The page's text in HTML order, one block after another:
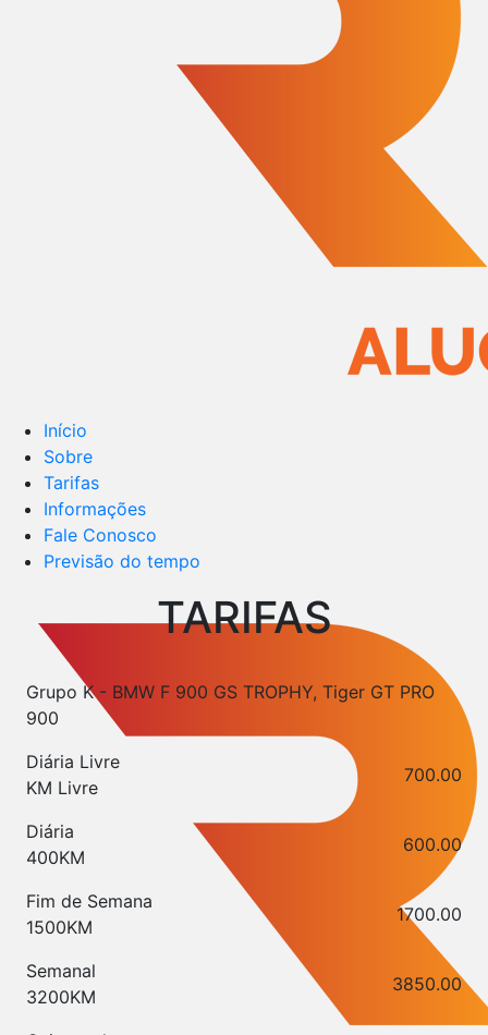
Início
Sobre
Tarifas
Informações
Fale Conosco
Previsão do tempo
TARIFAS
Grupo K - BMW F 900 GS TROPHY, Tiger GT PRO
900
Diária Livre
KM Livre
700.00
Diária
400KM
600.00
Fim de Semana
1500KM
1700.00
Semanal
3200KM
3850.00